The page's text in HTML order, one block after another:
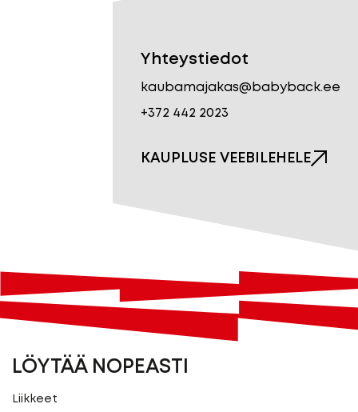
Yhteystiedot
kaubamajakas@babyback.ee
+372 442 2023
KAUPLUSE VEEBILEHELE
LÖYTÄÄ NOPEASTI
Liikkeet